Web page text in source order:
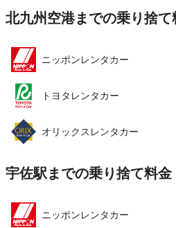
店舗詳細 店舗詳細ページはこ
北九州空港までの乗り捨て
ニッポンレンタカー
トヨタレンタカー
オリックスレンタカー
宇佐駅までの乗り捨て料金
ニッポンレンタカー